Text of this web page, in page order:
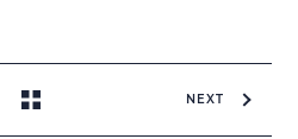
NEXT